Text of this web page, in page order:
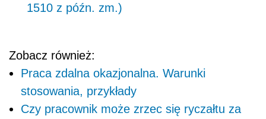
1510 z późn. zm.)
Zobacz również:
Praca zdalna okazjonalna. Warunki
stosowania, przykłady
Czy pracownik może zrzec się ryczałtu za